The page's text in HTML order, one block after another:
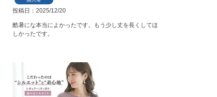
投稿日 2025/12/20
酷暑にな本当によかったです。もう少し丈を長くしてほ
しかったです。